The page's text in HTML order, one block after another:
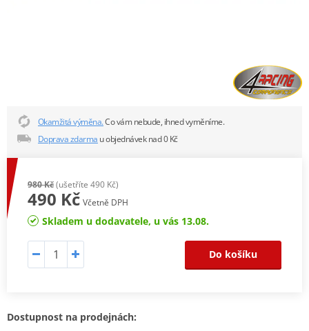
Okamžitá výměna.Co vám nebude, ihned vyměníme.
Doprava zdarma u objednávek nad 0 Kč
980 Kč(ušetříte 490 Kč)
490 Kč Včetně DPH
Skladem u dodavatele, u vás 13.08.
Do košíku
Dostupnost na prodejnách: